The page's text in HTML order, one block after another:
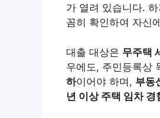
가 열려 있습니다.
꼼히 확인하여 자신
대출 대상은 무주택
우에도, 주민등록상
하이어야 하며, 부동
년 이상 주택 임차 경